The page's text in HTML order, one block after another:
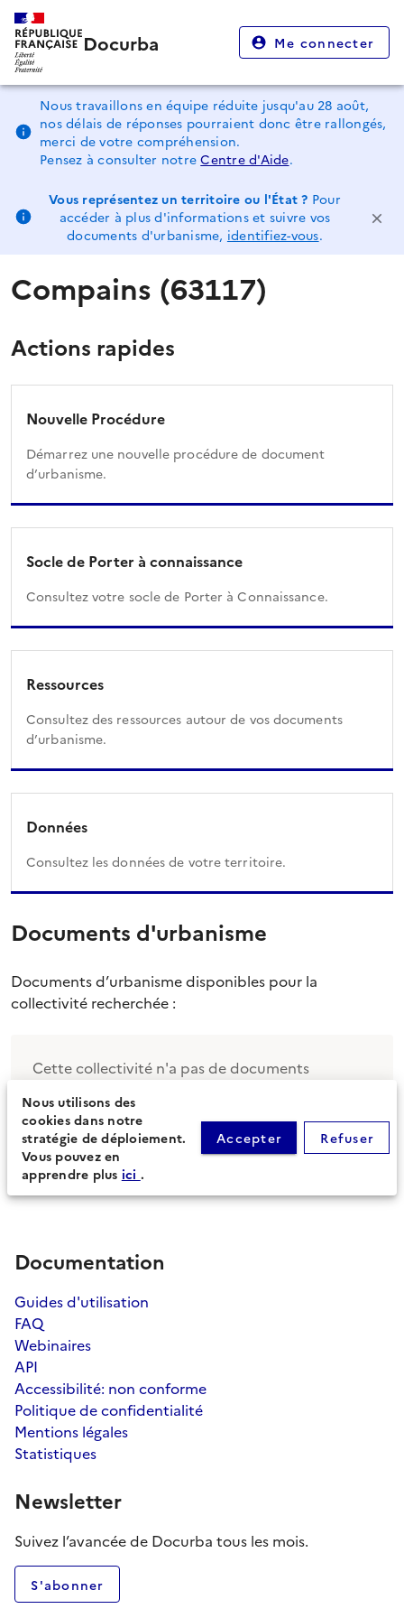
Docurba Me connecter
Nous travaillons en équipe réduite jusqu'au 28 août,
nos délais de réponses pourraient donc être rallongés,
merci de votre compréhension.
Pensez à consulter notreCentre d'Aide.
Vous représentez un territoire ou l'État ? Pour
accéder à plus d'informations et suivre vos
documents d'urbanisme, identifiez-vous.
Compains (63117)
Actions rapides
Nouvelle Procédure
Démarrez une nouvelle procédure de document
d’urbanisme.
Socle de Porter à connaissance
Consultez votre socle de Porter à Connaissance.
Ressources
Consultez des ressources autour de vos documents
d’urbanisme.
Données
Consultez les données de votre territoire.
Documents d'urbanisme
Documents d’urbanisme disponibles pour la
collectivité recherchée :
Cette collectivité n'a pas de documents
Documentation
Guides d'utilisation
FAQ
Webinaires
API
Accessibilité: non conforme
Politique de confidentialité
Mentions légales
Statistiques
Newsletter
Suivez l’avancée de Docurba tous les mois.
S'abonner
Nous utilisons des
cookies dans notre
stratégie de déploiement.
Vous pouvez en
apprendre plus ici .
Accepter Refuser